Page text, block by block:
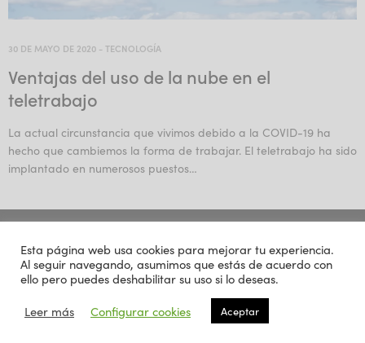
30 DE MAYO DE 2020 - TECNOLOGÍA
Ventajas del uso de la nube en el
teletrabajo
La actual circunstancia que vivimos debido a la COVID-19 ha
hecho que cambiemos la forma de trabajar. El teletrabajo ha sido
implantado en numerosos puestos…
© 2022 Extercia. All Rights Reserved.
Esta página web usa cookies para mejorar tu experiencia.
Al seguir navegando, asumimos que estás de acuerdo con
ello pero puedes deshabilitar su uso si lo deseas.
Leer más
Configurar cookies Aceptar